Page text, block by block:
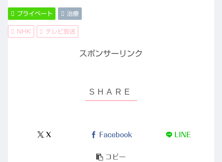
プライベート 治療
NHK テレビ放送
スポンサーリンク
X Facebook LINE
コピー